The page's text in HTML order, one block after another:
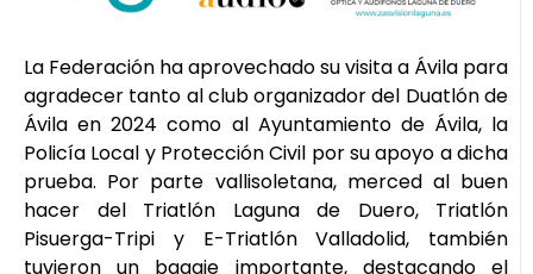
La Federación ha aprovechado su visita a Ávila para
agradecer tanto al club organizador del Duatlón de
Ávila en 2024 como al Ayuntamiento de Ávila, la
Policía Local y Protección Civil por su apoyo a dicha
prueba. Por parte vallisoletana, merced al buen
hacer del Triatlón Laguna de Duero, Triatlón
Pisuerga-Tripi y E-Triatlón Valladolid, también
tuvieron un bagaje importante, destacando el